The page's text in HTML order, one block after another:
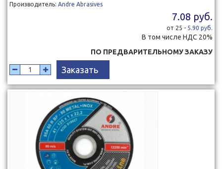
Производитель: Andre Abrasives
7.08 руб.
от 25 - 5.90 руб.
В том числе НДС 20%
ПО ПРЕДВАРИТЕЛЬНОМУ ЗАКАЗУ
Заказать